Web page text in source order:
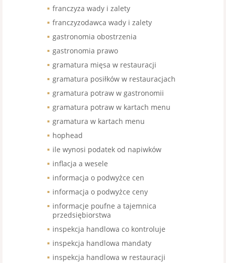
franczyza wady i zalety
franczyzodawca wady i zalety
gastronomia obostrzenia
gastronomia prawo
gramatura mięsa w restauracji
gramatura posiłków w restauracjach
gramatura potraw w gastronomii
gramatura potraw w kartach menu
gramatura w kartach menu
hophead
ile wynosi podatek od napiwków
inflacja a wesele
informacja o podwyżce cen
informacja o podwyżce ceny
informacje poufne a tajemnica
przedsiębiorstwa
inspekcja handlowa co kontroluje
inspekcja handlowa mandaty
inspekcja handlowa w restauracji